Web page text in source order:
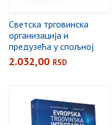
Светска трговинска
организација и
предузећа у спољној
трговини
2.032,00 RSD